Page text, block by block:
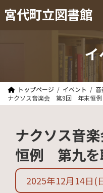
ン
ビ宮代町立図書館
イ
トップページ イベント
ナクソス音楽会 第9回 年末恒
ナクソス音
恒例 第九を
2025年12月14日 (